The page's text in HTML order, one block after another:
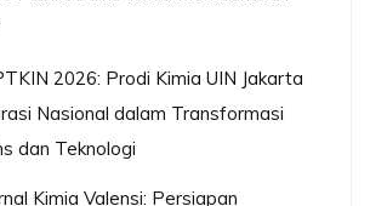
2026: Prodi Kimia UIN Jakarta
Nasional dalam Transformasi
dan Teknologi
Kimia Valensi: Persiapan